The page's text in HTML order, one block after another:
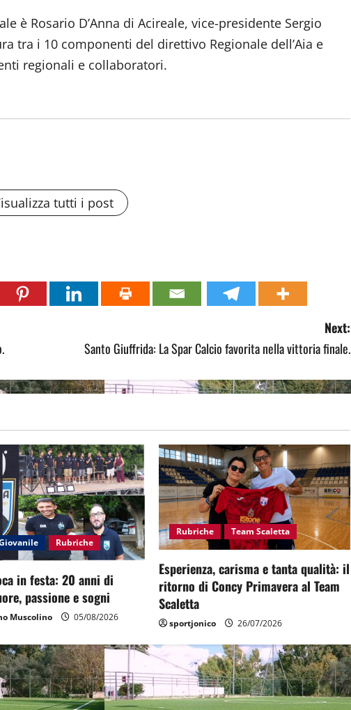
è Rosario D’Anna di Acireale, vice-presidente Sergio
tra i 10 componenti del direttivo Regionale dell’Aia e
regionali e collaboratori.
tutti i post
Next:
Santo Giuffrida: La Spar Calcio favorita nella vittoria finale.
Rubriche
in festa: 20 anni di
passione e sogni
Muscolino 05/08/2026
Rubriche Team Scaletta
Esperienza, carisma e tanta qualità: il
ritorno di Concy Primavera al Team
Scaletta
sportjonico 26/07/2026